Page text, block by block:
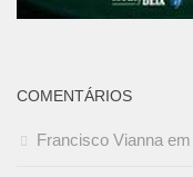
COMENTÁRIOS
Francisco Vianna em